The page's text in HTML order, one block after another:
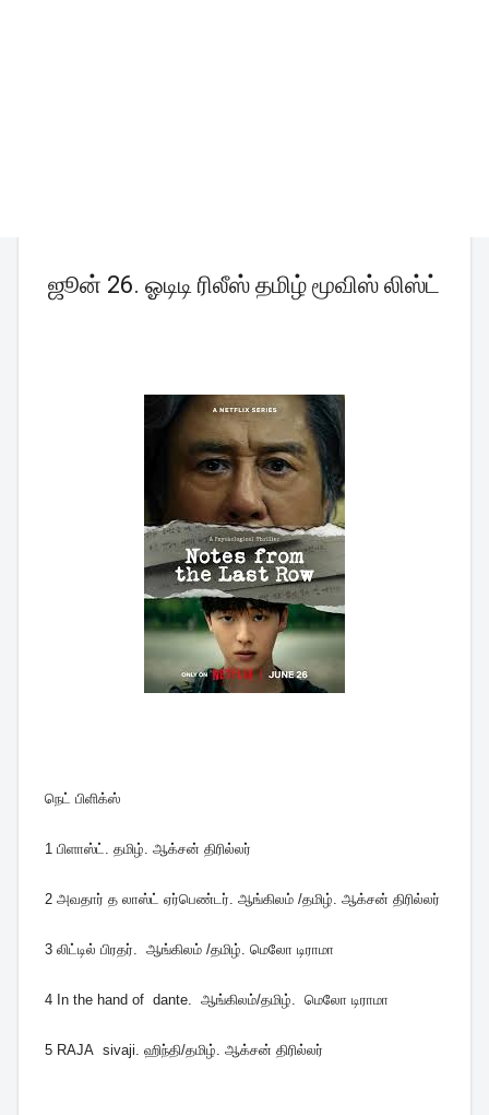
ஜூன் 26. ஓடிடி ரிலீஸ் தமிழ் மூவிஸ் லிஸ்ட்
நெட் பிளிக்ஸ்
1 பிளாஸ்ட். தமிழ். ஆக்சன் திரில்லர்
2 அவதார் த லாஸ்ட் ஏர்பெண்டர். ஆங்கிலம் /தமிழ். ஆக்சன் திரில்லர்
3 லிட்டில் பிரதர். ஆங்கிலம் /தமிழ். மெலோ டிராமா
4 In the hand of dante. ஆங்கிலம்/தமிழ். மெலோ டிராமா
5 RAJA sivaji. ஹிந்தி/தமிழ். ஆக்சன் திரில்லர்